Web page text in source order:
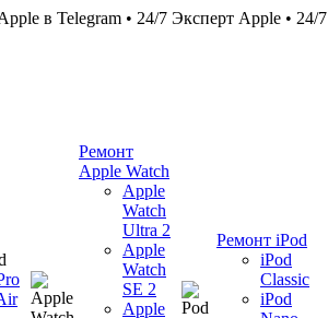
в Telegram • 24/7 Эксперт Apple • 24/7
Ремонт
Apple Watch
Apple
Watch
Ultra 2
Apple
Watch
SE 2
Apple
Ремонт iPod
iPod
Classic
iPod